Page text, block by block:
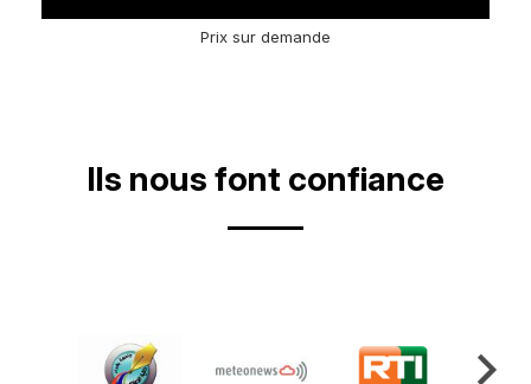
Prix sur demande
Ils nous font confiance